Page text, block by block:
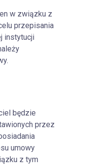
w związku z
przepisania
instytucji
będzie
przez
umowy
z tym